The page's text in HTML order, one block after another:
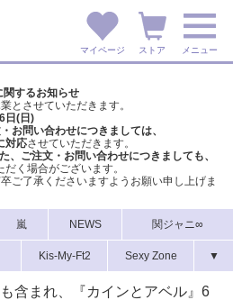
マイページ ストア メニュー
関するお知らせ
とさせていただきます。
日(日)
お問い合わせにつきましては、
対応させていただきます。
、ご注文・ お問い合わせにつきましても、
だく場合がございます。
ご了承くださいますようお願い申し上げま
嵐 NEWS 関ジャニ∞
Kis-My-Ft2 Sexy Zone ▼
含まれ、『カインとアベル』6